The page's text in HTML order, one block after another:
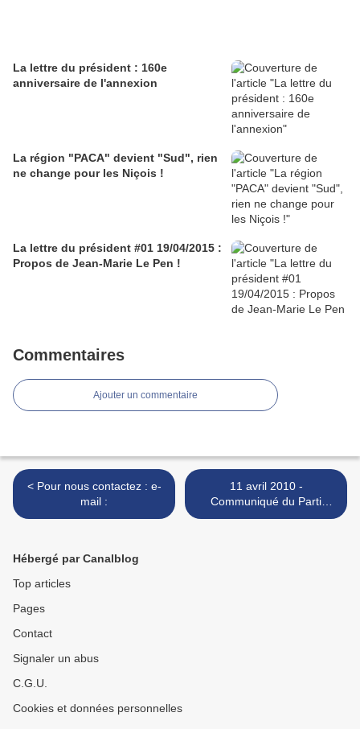
La lettre du président : 160e
anniversaire de l'annexion
La région "PACA" devient "Sud", rien
ne change pour les Niçois !
La lettre du président #01 19/04/2015 :
Propos de Jean-Marie Le Pen !
Commentaires
Ajouter un commentaire
< Pour nous contactez : e-
mail :
11 avril 2010 -
Communiqué du Parti
Niçois/Partit Nissart : >
Hébergé par Canalblog
Top articles
Pages
Contact
Signaler un abus
C.G.U.
Cookies et données personnelles